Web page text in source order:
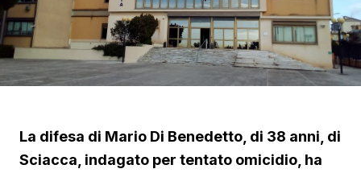
La difesa di Mario Di Benedetto, di 38 anni, di
Sciacca, indagato per tentato omicidio, ha